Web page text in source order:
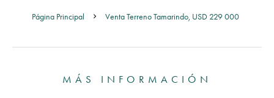
Página Principal Venta Terreno Tamarindo, USD 229 000
MÁS INFORMACIÓN